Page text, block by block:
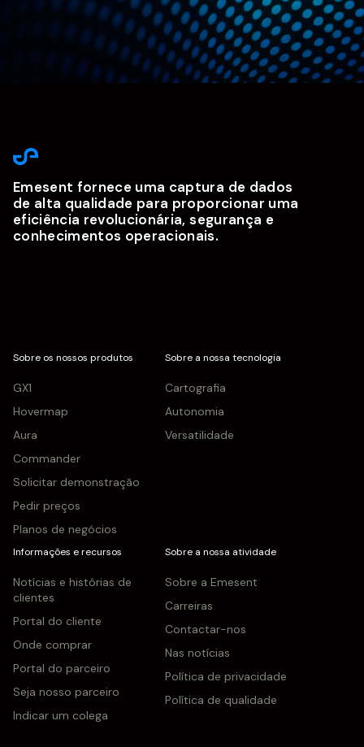
Emesent fornece uma captura de dados
de alta qualidade para proporcionar uma
eficiência revolucionária, segurança e
conhecimentos operacionais.
Sobre os nossos produtos
GX1
Hovermap
Aura
Commander
Solicitar demonstração
Pedir preços
Planos de negócios
Sobre a nossa tecnologia
Cartografia
Autonomia
Versatilidade
Informações e recursos
Notícias e histórias de
clientes
Portal do cliente
Onde comprar
Portal do parceiro
Seja nosso parceiro
Indicar um colega
Sobre a nossa atividade
Sobre a Emesent
Carreiras
Contactar-nos
Nas notícias
Política de privacidade
Política de qualidade